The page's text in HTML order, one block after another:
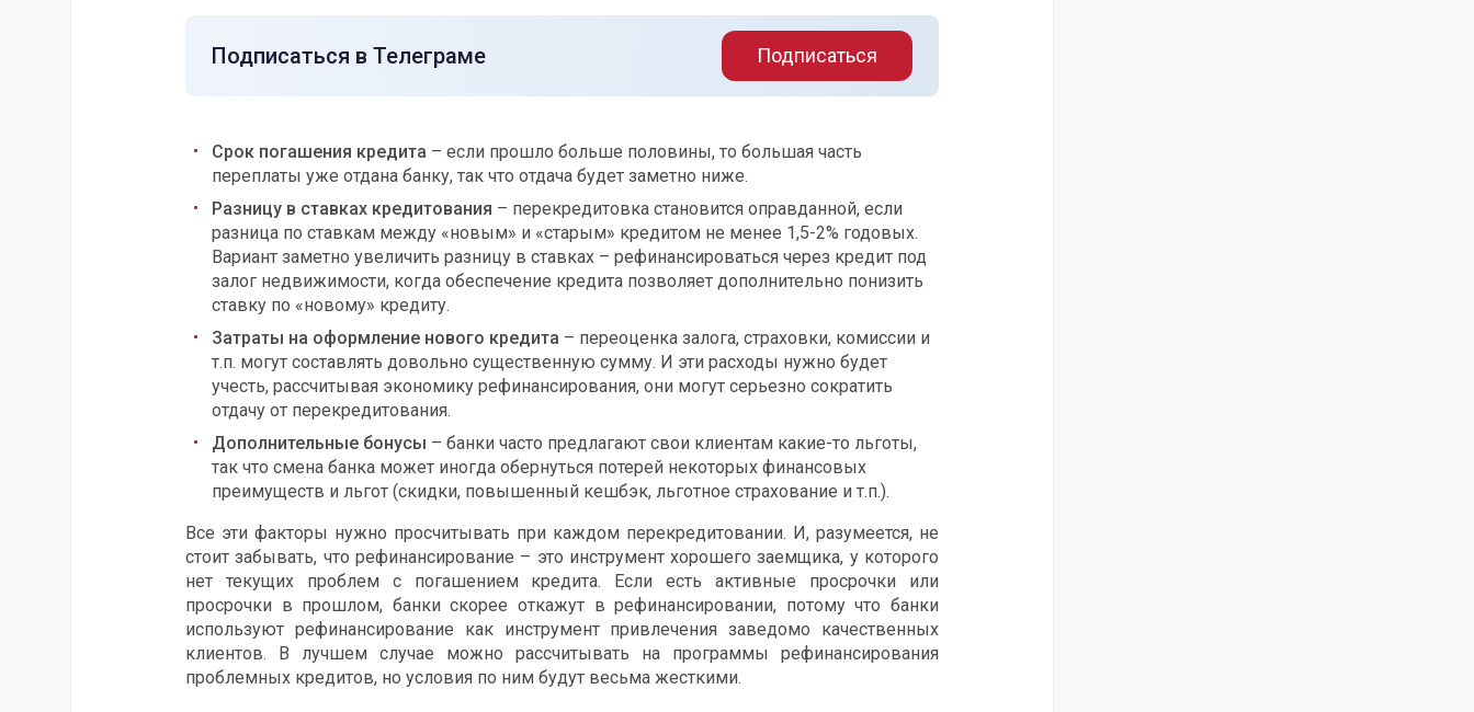
Подписаться в Телеграме Подписаться
Срок погашения кредита – если прошло больше половины, то большая часть
переплаты уже отдана банку, так что отдача будет заметно ниже.
Разницу в ставках кредитования – перекредитовка становится оправданной, если
разница по ставкам между «новым» и «старым» кредитом не менее 1,5-2% годовых.
Вариант заметно увеличить разницу в ставках – рефинансироваться через кредит под
залог недвижимости, когда обеспечение кредита позволяет дополнительно понизить
ставку по «новому» кредиту.
Затраты на оформление нового кредита – переоценка залога, страховки, комиссии и
т.п. могут составлять довольно существенную сумму. И эти расходы нужно будет
учесть, рассчитывая экономику рефинансирования, они могут серьезно сократить
отдачу от перекредитования.
Дополнительные бонусы – банки часто предлагают свои клиентам какие-то льготы,
так что смена банка может иногда обернуться потерей некоторых финансовых
преимуществ и льгот (скидки, повышенный кешбэк, льготное страхование и т.п.).
Все эти факторы нужно просчитывать при каждом перекредитовании. И, разумеется, не
стоит забывать, что рефинансирование – это инструмент хорошего заемщика, у которого
нет текущих проблем с погашением кредита. Если есть активные просрочки или
просрочки в прошлом, банки скорее откажут в рефинансировании, потому что банки
используют рефинансирование как инструмент привлечения заведомо качественных
клиентов. В лучшем случае можно рассчитывать на программы рефинансирования
проблемных кредитов, но условия по ним будут весьма жесткими.